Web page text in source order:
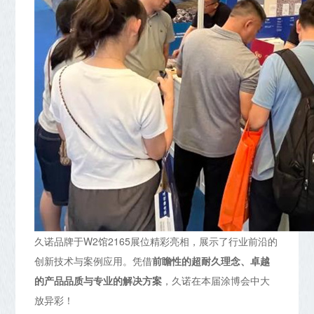
久诺品牌于W2馆2165展位精彩亮相，展示了行业前沿的
创新技术与案例应用。凭借前瞻性的超耐久理念、卓越
的产品品质与专业的解决方案 ，久诺在本届涂博会中大
放异彩！